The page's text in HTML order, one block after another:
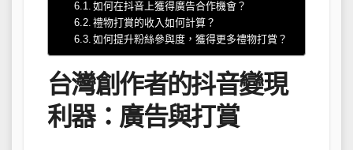
如何在抖音上獲得廣告合作機會？
禮物打賞的收入如何計算？
如何提升粉絲參與度，獲得更多禮物打賞？
台灣創作者的抖音變現
利器：廣告與打賞